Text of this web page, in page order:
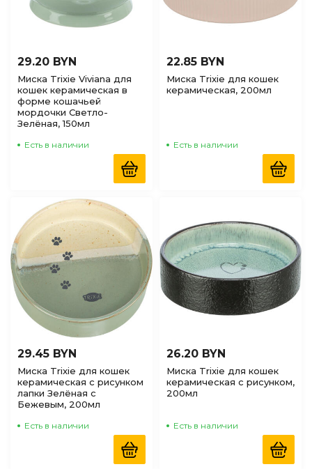
29.20 BYN
Миска Trixie Viviana для
кошек керамическая в
форме кошачьей
мордочки Светло-
Зелёная, 150мл
Есть в наличии
22.85 BYN
Миска Trixie для кошек
керамическая, 200мл
Есть в наличии
29.45 BYN
Миска Trixie для кошек
керамическая с рисунком
лапки Зелёная с
Бежевым, 200мл
Есть в наличии
26.20 BYN
Миска Trixie для кошек
керамическая с рисунком,
200мл
Есть в наличии